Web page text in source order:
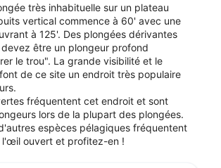
très inhabituelle sur un plateau
vertical commence à 60' avec une
à 125'. Des plongées dérivantes
être un plongeur profond
le trou". La grande visibilité et le
de ce site un endroit très populaire
fréquentent cet endroit et sont
lors de la plupart des plongées.
espèces pélagiques fréquentent
l'œil ouvert et profitez-en !